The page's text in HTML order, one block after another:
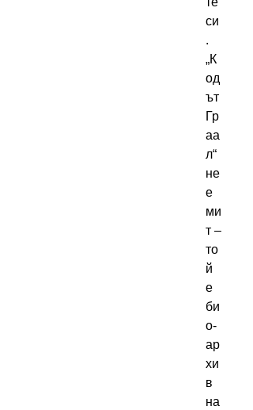
си
.
„К
од
ът
Гр
аа
л“
не
е
ми
т –
то
й
е
би
о-
ар
хи
в
на